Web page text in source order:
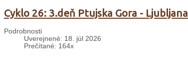
Cyklo 26: 3.deň Ptujska Gora - Ljubljana
Podrobnosti
Uverejnené: 18. júl 2026
Prečítané: 164x